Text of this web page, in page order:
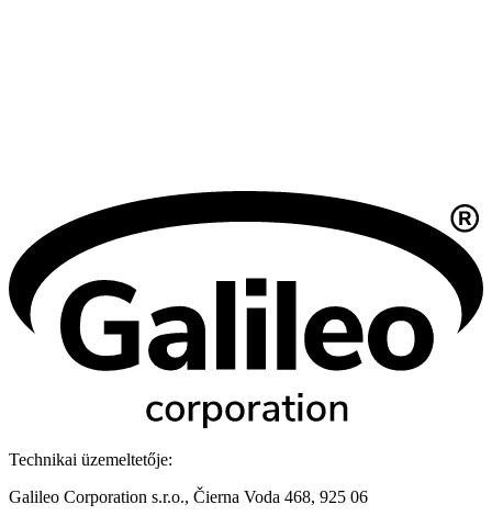
Technikai üzemeltetője:
Galileo Corporation s.r.o., Čierna Voda 468, 925 06